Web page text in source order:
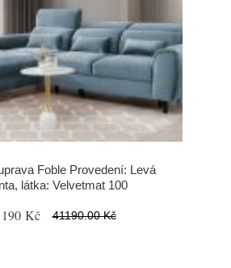
Foble Provedení: Levá
látka: Velvetmat 100
Kč 41190.00 Kč